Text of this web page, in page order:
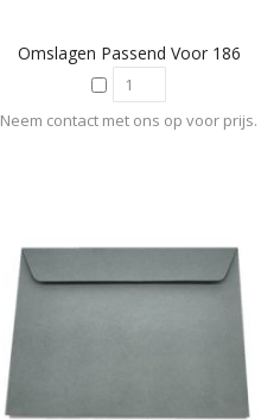
Omslagen Passend Voor 186
Neem contact met ons op voor prijs.